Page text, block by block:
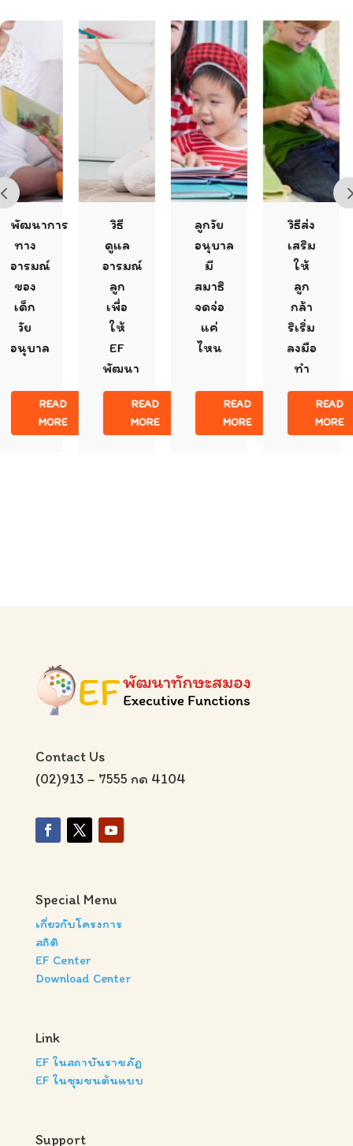
าการ
มณ์
าล
READ
MORE
อารมณ์
พัฒนา
READ
MORE
ลูกวัย
อนุบาล
สมาธิ
จดจ่อ
READ
MORE
วิธีส่ง
เสริม
ริเริ่ม
ลงมือ
READ
MORE
Contact Us
(02)913 – 7555 กด 4104
Special Menu
เกี่ยวกับโครงการ
สถิติ
EF Center
Download Center
Link
EF ในสถาบันราชภัฏ
EF ในชุมชนต้นแบบ
Support